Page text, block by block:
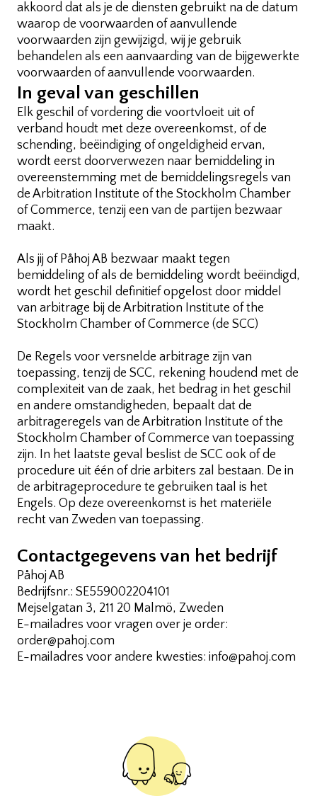
akkoord dat als je de diensten gebruikt na de datum
waarop de voorwaarden of aanvullende
voorwaarden zijn gewijzigd, wij je gebruik
behandelen als een aanvaarding van de bijgewerkte
voorwaarden of aanvullende voorwaarden.
In geval van geschillen
Elk geschil of vordering die voortvloeit uit of
verband houdt met deze overeenkomst, of de
schending, beëindiging of ongeldigheid ervan,
wordt eerst doorverwezen naar bemiddeling in
overeenstemming met de bemiddelingsregels van
de Arbitration Institute of the Stockholm Chamber
of Commerce, tenzij een van de partijen bezwaar
maakt.
Als jij of Påhoj AB bezwaar maakt tegen
bemiddeling of als de bemiddeling wordt beëindigd,
wordt het geschil definitief opgelost door middel
van arbitrage bij de Arbitration Institute of the
Stockholm Chamber of Commerce (de SCC)
De Regels voor versnelde arbitrage zijn van
toepassing, tenzij de SCC, rekening houdend met de
complexiteit van de zaak, het bedrag in het geschil
en andere omstandigheden, bepaalt dat de
arbitrageregels van de Arbitration Institute of the
Stockholm Chamber of Commerce van toepassing
zijn. In het laatste geval beslist de SCC ook of de
procedure uit één of drie arbiters zal bestaan. De in
de arbitrageprocedure te gebruiken taal is het
Engels. Op deze overeenkomst is het materiële
recht van Zweden van toepassing.
Contactgegevens van het bedrijf
Påhoj AB
Bedrijfsnr.: SE559002204101
Mejselgatan 3, 211 20 Malmö, Zweden
E-mailadres voor vragen over je order:
order@pahoj.com
E-mailadres voor andere kwesties: info@pahoj.com